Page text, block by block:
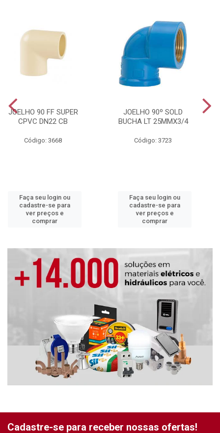
JOELHO 90 FF SUPER
CPVC DN22 CB
Código: 3668
Faça seu login ou
cadastre-se para
ver preços e
comprar
JOELHO 90º SOLD
BUCHA LT 25MMX3/4
Código: 3723
Faça seu login ou
cadastre-se para
ver preços e
comprar
Cadastre-se para receber nossas ofertas!